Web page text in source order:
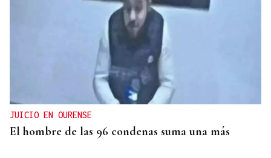
JUICIO EN OURENSE
El hombre de las 96 condenas suma una más